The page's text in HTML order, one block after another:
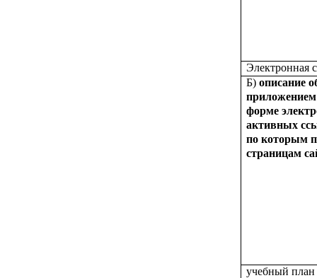
Электронная
Б) описание
форме
активных
по которым
страницам
учебный план